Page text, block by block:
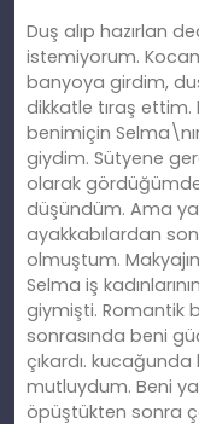
Duş alıp hazırlan
istemiyorum.
banyoya girdim,
dikkatle tıraş ettim.
benimiçin
giydim. Sütyene
olarak
düşündüm. Ama
ayakkabılardan
olmuştum.
Selma iş
giymişti. Romantik
sonrasında beni
çıkardı.
mutluydum. Beni
öpüştükten sonra